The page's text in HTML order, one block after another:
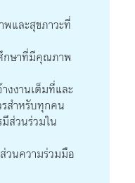
และสุขภาวะที่
กษาที่มีคุณภาพ
งงานเต็มที่และ
สำหรับทุกคน
ส่วนร่วมใน
วนความร่วมมือ